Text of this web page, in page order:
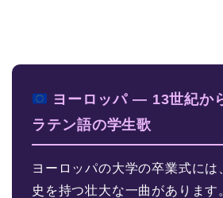
ヨーロッパ ― 13世紀か
ラテン語の学生歌
ヨーロッパの大学の卒業式に
史を持つ壮大な一曲があります